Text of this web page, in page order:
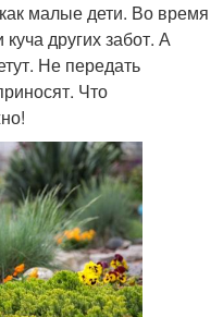
малые дети. Во время
других забот. А
Не передать
Что